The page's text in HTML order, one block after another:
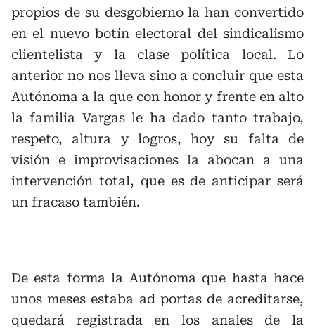
propios de su desgobierno la han convertido
en el nuevo botín electoral del sindicalismo
clientelista y la clase política local. Lo
anterior no nos lleva sino a concluir que esta
Autónoma a la que con honor y frente en alto
la familia Vargas le ha dado tanto trabajo,
respeto, altura y logros, hoy su falta de
visión e improvisaciones la abocan a una
intervención total, que es de anticipar será
un fracaso también.
De esta forma la Autónoma que hasta hace
unos meses estaba ad portas de acreditarse,
quedará registrada en los anales de la